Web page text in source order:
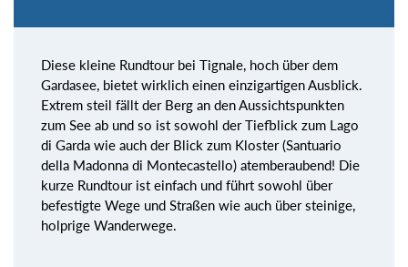
Diese kleine Rundtour bei Tignale, hoch über dem
Gardasee, bietet wirklich einen einzigartigen Ausblick.
Extrem steil fällt der Berg an den Aussichtspunkten
zum See ab und so ist sowohl der Tiefblick zum Lago
di Garda wie auch der Blick zum Kloster (Santuario
della Madonna di Montecastello) atemberaubend! Die
kurze Rundtour ist einfach und führt sowohl über
befestigte Wege und Straßen wie auch über steinige,
holprige Wanderwege.